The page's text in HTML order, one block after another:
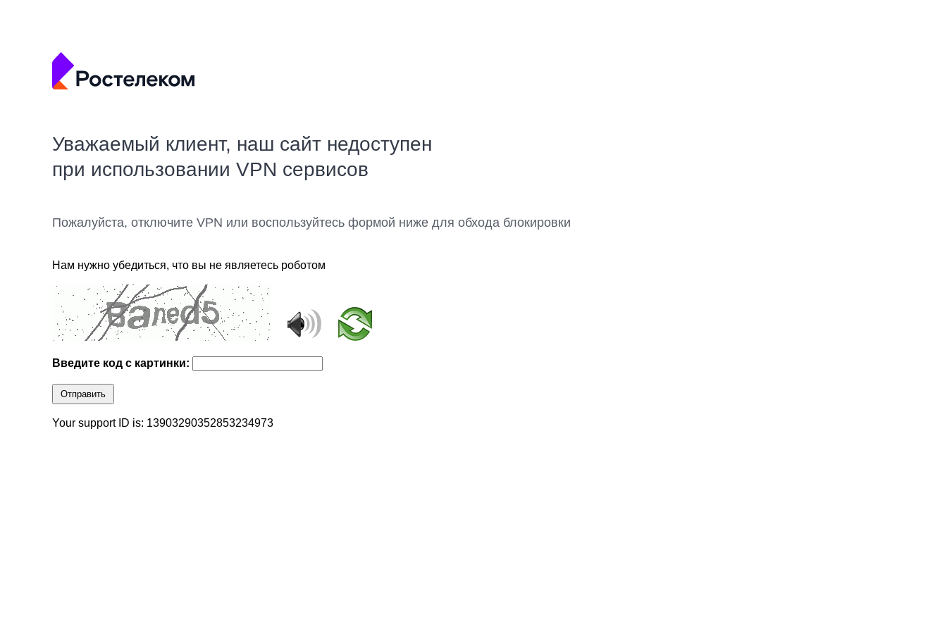
Уважаемый клиент, наш сайт недоступен
при использовании VPN сервисов
Пожалуйста, отключите VPN или воспользуйтесь формой ниже для обхода блокировки
Нам нужно убедиться, что вы не являетесь роботом
Введите код с картинки:
Отправить
Your support ID is: 13903290352853234973